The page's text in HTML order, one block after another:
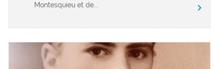
Montesquieu et de...
chevron_right